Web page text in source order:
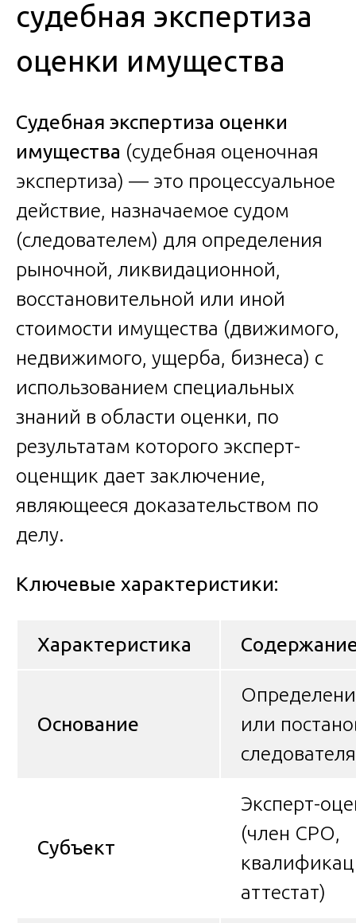
судебная экспертиза
оценки имущества
Судебная экспертиза оценки
имущества (судебная оценочная
экспертиза) — это процессуальное
действие, назначаемое судом
(следователем) для определения
рыночной, ликвидационной,
восстановительной или иной
стоимости имущества (движимого,
недвижимого, ущерба, бизнеса) с
использованием специальных
знаний в области оценки, по
результатам которого эксперт-
оценщик дает заключение,
являющееся доказательством по
делу.
Ключевые характеристики:
Характеристика
Основание
или
следователя
Субъект
Эксперт-
(член СРО,
аттестат)